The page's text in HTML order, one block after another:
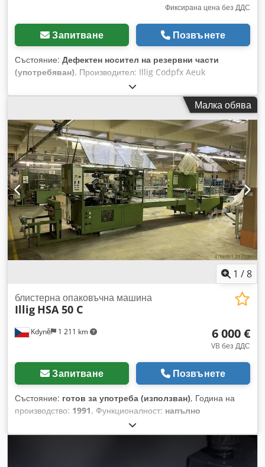
Фиксирана цена без ДДС
Запитване Позвънете
Състояние: Дефектен носител на резервни части
(употребяван), Производител: Illig Codpfx Aeuk
Dwfembsha Модел: HSA 50C Машината е непълна и
неработеща! Само за резервни части!!
Малка обява
1 /8
Kdyně 1 211 km
блистерна опаковъчна машина
Illig HSA 50 C
6 000 €
VB без ДДС
Запитване Позвънете
Състояние: готов за употреба (използван), Година на
производство: 1991, Функционалност: напълно
, номер на машина/превозно средство:
616, тип входящ ток:Климатик, входящо напрежение:240
, ширина на филма:
, За продажба е блистер машина